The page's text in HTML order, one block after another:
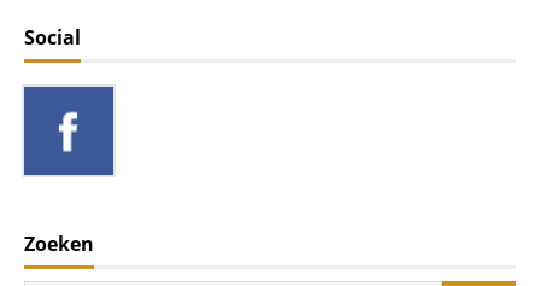
Social
Zoeken